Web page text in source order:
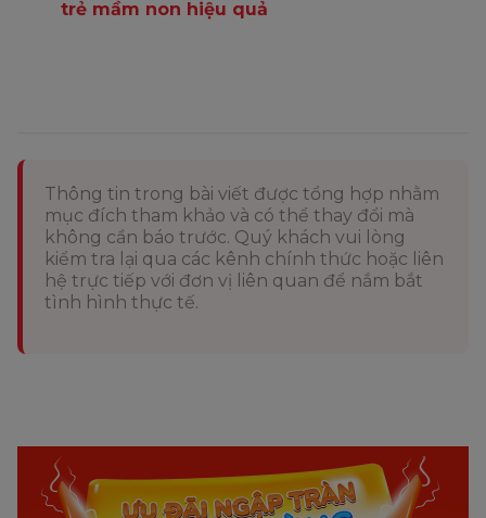
trẻ mầm non hiệu quả
Thông tin trong bài viết được tổng hợp nhằm
mục đích tham khảo và có thể thay đổi mà
không cần báo trước. Quý khách vui lòng
kiểm tra lại qua các kênh chính thức hoặc liên
hệ trực tiếp với đơn vị liên quan để nắm bắt
tình hình thực tế.